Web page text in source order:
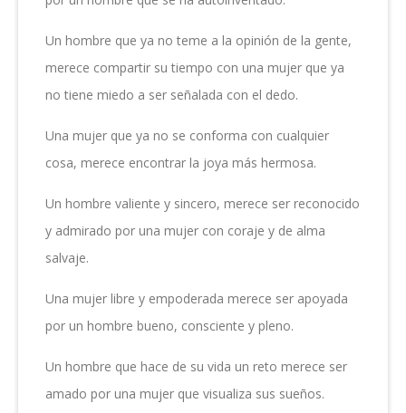
Un hombre que ya no teme a la opinión de la gente,
merece compartir su tiempo con una mujer que ya
no tiene miedo a ser señalada con el dedo.
Una mujer que ya no se conforma con cualquier
cosa, merece encontrar la joya más hermosa.
Un hombre valiente y sincero, merece ser reconocido
y admirado por una mujer con coraje y de alma
salvaje.
Una mujer libre y empoderada merece ser apoyada
por un hombre bueno, consciente y pleno.
Un hombre que hace de su vida un reto merece ser
amado por una mujer que visualiza sus sueños.